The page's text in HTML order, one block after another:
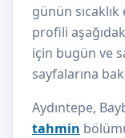
günün
profili
için bugün ve
sayfalarına
Aydıntepe,
tahmin